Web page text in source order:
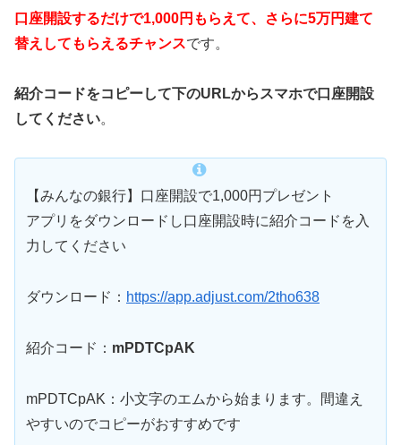
口座開設するだけで1,000円もらえて、さらに5万円建て
替えしてもらえるチャンスです。
紹介コードをコピーして下のURLからスマホで口座開設
してください。
【みんなの銀行】口座開設で1,000円プレゼント
アプリをダウンロードし口座開設時に紹介コードを入
力してください
ダウンロード： https://app.adjust.com/2tho638
紹介コード： mPDTCpAK
mPDTCpAK：小文字のエムから始まります。間違え
やすいのでコピーがおすすめです